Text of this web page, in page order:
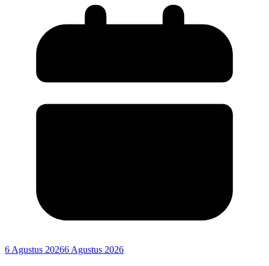
6 Agustus 20266 Agustus 2026